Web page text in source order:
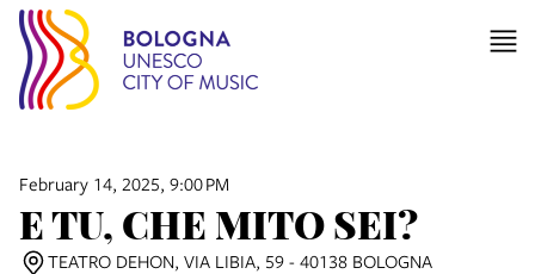
February 14, 2025, 9:00 PM
E TU, CHE MITO SEI?
TEATRO DEHON, VIA LIBIA, 59 - 40138 BOLOGNA